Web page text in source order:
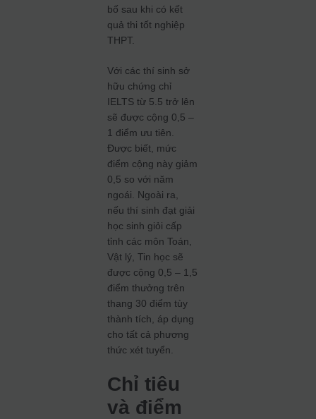
bố sau khi có kết
quả thi tốt nghiệp
THPT.
Với các thí sinh sở
hữu chứng chỉ
IELTS từ 5.5 trở lên
sẽ được cộng 0,5 –
1 điểm ưu tiên.
Được biết, mức
điểm cộng này giảm
0,5 so với năm
ngoái. Ngoài ra,
nếu thí sinh đạt giải
học sinh giỏi cấp
tỉnh các môn Toán,
Vật lý, Tin học sẽ
được cộng 0,5 – 1,5
điểm thưởng trên
thang 30 điểm tùy
thành tích, áp dụng
cho tất cả phương
thức xét tuyển.
Chỉ tiêu
và điểm